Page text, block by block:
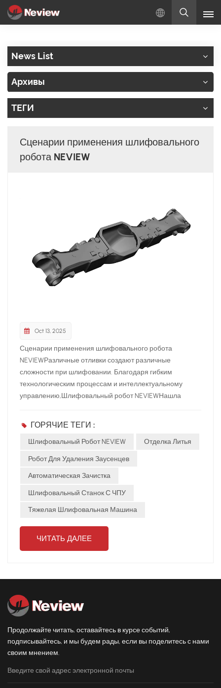
Русский
News List
Архивы
ТЕГИ
Сценарии применения шлифовального
робота NEVIEW
Oct 13, 2025
Сценарии применения шлифовального робота
NEVIEWРазличные отливки создают различные
сложности при шлифовании. Благодаря гибким
технологическим процессам и интеллектуальному
управлению,Шлифовальный робот NEVIEWНашла
корпуса коробок передачТребуется высокая точность и
стабильность.Строительная техникаКрупногабаритные
повышая безопасность. Аэрокосмическая и
энергетическая отраслидорогостоящие
поверхности.Заключение От автомобилестроения и
тяжелой техники до энергетики,Шлифовальный робот
NEVIEWПредоставляет эффективные, стабильные и
надежные решения для различных отраслей.
ГОРЯЧИЕ ТЕГИ :
Шлифовальный Робот NEVIEW Отделка Литья
Робот Для Удаления Заусенцев
Автоматическая Зачистка
Шлифовальный Станок С ЧПУ
Тяжелая Шлифовальная Машина
ЧИТАТЬ ДАЛЕЕ
Продолжайте читать, оставайтесь в курсе событий,
подписывайтесь, и мы будем рады, если вы поделитесь с нами
своим мнением.